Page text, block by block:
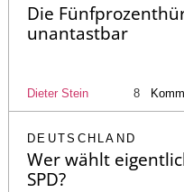
Die
unantastbar
Dieter Stein 8
DEUTSCHLAND
Wer wählt
SPD?